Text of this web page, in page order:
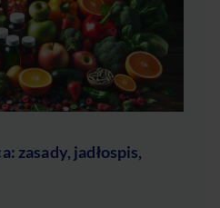
zasady, jadłospis,